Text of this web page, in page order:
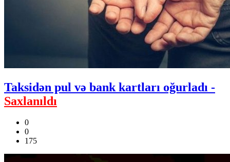
Taksidən pul və bank kartları oğurladı -
Saxlanıldı
0
0
175